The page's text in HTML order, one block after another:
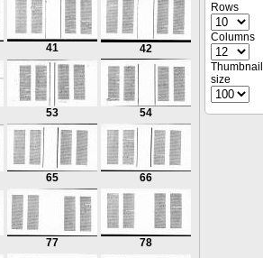
41 42
53 54
65 66
77 78
Rows
Columns
Thumbnail
size